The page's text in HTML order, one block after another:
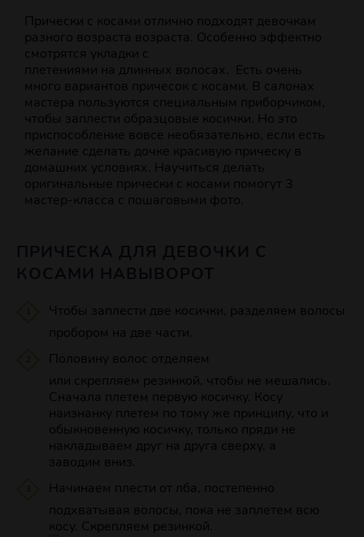
Прически с косами отлично подходят девочкам
разного возраста возраста. Особенно эффектно
смотрятся укладки с
плетениями на длинных волосах. Есть очень
много вариантов причесок с косами. В салонах
мастера пользуются специальным приборчиком,
чтобы заплести образцовые косички. Но это
приспособление вовсе необязательно, если есть
желание сделать дочке красивую прическу в
домашних условиях. Научиться делать
оригинальные прически с косами помогут 3
мастер-класса с пошаговыми фото.
Чтобы заплести две косички, разделяем волосы
пробором на две части.
Половину волос отделяем
или скрепляем резинкой, чтобы не мешались.
Сначала плетем первую косичку. Косу
наизнанку плетем по тому же принципу, что и
обыкновенную косичку, только пряди не
накладываем друг на друга сверху, а
заводим вниз.
Начинаем плести от лба, постепенно
подхватывая волосы, пока не заплетем всю
косу. Скрепляем резинкой.